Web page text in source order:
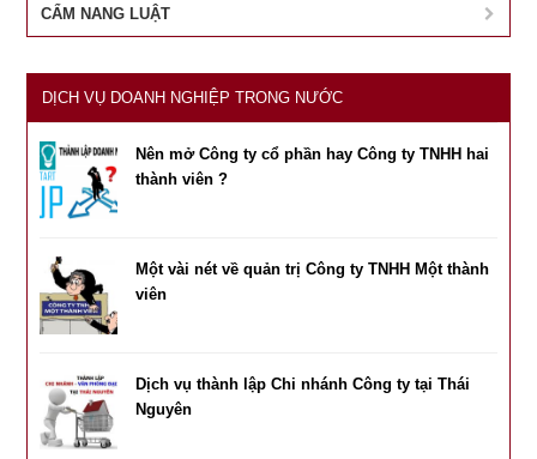
CẨM NANG LUẬT
DỊCH VỤ DOANH NGHIỆP TRONG NƯỚC
Nên mở Công ty cổ phần hay Công ty TNHH hai
thành viên ?
Một vài nét về quản trị Công ty TNHH Một thành
viên
Dịch vụ thành lập Chi nhánh Công ty tại Thái
Nguyên